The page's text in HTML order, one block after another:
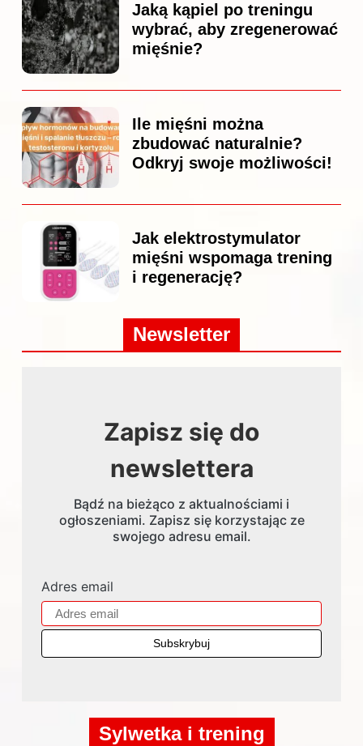
Jaką kąpiel po treningu
wybrać, aby zregenerować
mięśnie?
Ile mięśni można
zbudować naturalnie?
Odkryj swoje możliwości!
Jak elektrostymulator
mięśni wspomaga trening
i regenerację?
Newsletter
Zapisz się do
newslettera
Bądź na bieżąco z aktualnościami i
ogłoszeniami. Zapisz się korzystając ze
swojego adresu email.
Adres email
Sylwetka i trening